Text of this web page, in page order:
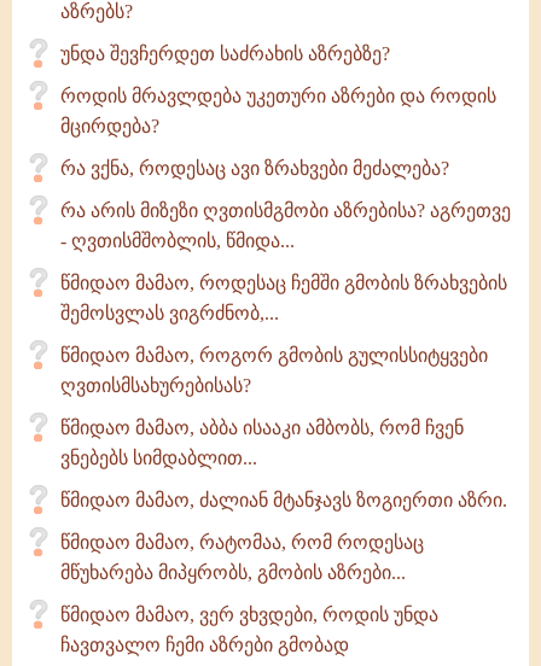
აზრებს?
უნდა შევჩერდეთ საძრახის აზრებზე?
როდის მრავლდება უკეთური აზრები და როდის
მცირდება?
რა ვქნა, როდესაც ავი ზრახვები მეძალება?
რა არის მიზეზი ღვთისმგმობი აზრებისა? აგრეთვე
- ღვთისმშობლის, წმიდა...
წმიდაო მამაო, როდესაც ჩემში გმობის ზრახვების
შემოსვლას ვიგრძნობ,...
წმიდაო მამაო, როგორ გმობის გულისსიტყვები
ღვთისმსახურებისას?
წმიდაო მამაო, აბბა ისააკი ამბობს, რომ ჩვენ
ვნებებს სიმდაბლით...
წმიდაო მამაო, ძალიან მტანჯავს ზოგიერთი აზრი.
წმიდაო მამაო, რატომაა, რომ როდესაც
მწუხარება მიპყრობს, გმობის აზრები...
წმიდაო მამაო, ვერ ვხვდები, როდის უნდა
ჩავთვალო ჩემი აზრები გმობად